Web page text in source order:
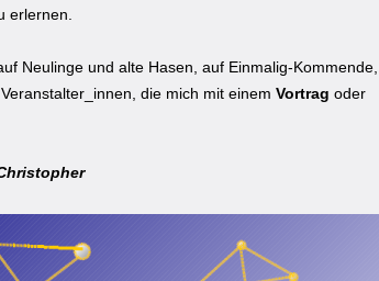
erlernen.
Neulinge und alte Hasen, auf Einmalig-Kommende,
die mich mit einem Vortrag oder